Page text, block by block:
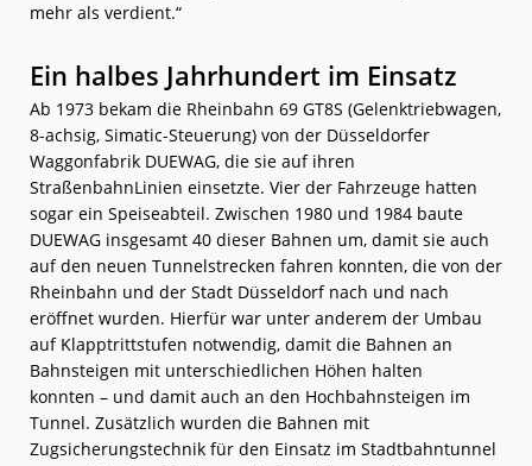
mehr als verdient.“
Ein halbes Jahrhundert im Einsatz
Ab 1973 bekam die Rheinbahn 69 GT8S (Gelenktriebwagen,
8-achsig, Simatic-Steuerung) von der Düsseldorfer
Waggonfabrik DUEWAG, die sie auf ihren
StraßenbahnLinien einsetzte. Vier der Fahrzeuge hatten
sogar ein Speiseabteil. Zwischen 1980 und 1984 baute
DUEWAG insgesamt 40 dieser Bahnen um, damit sie auch
auf den neuen Tunnelstrecken fahren konnten, die von der
Rheinbahn und der Stadt Düsseldorf nach und nach
eröffnet wurden. Hierfür war unter anderem der Umbau
auf Klapptrittstufen notwendig, damit die Bahnen an
Bahnsteigen mit unterschiedlichen Höhen halten
konnten – und damit auch an den Hochbahnsteigen im
Tunnel. Zusätzlich wurden die Bahnen mit
Zugsicherungstechnik für den Einsatz im Stadtbahntunnel